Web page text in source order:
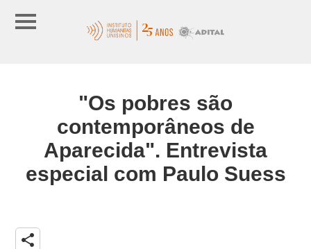
"Os pobres são
contemporâneos de
Aparecida". Entrevista
especial com Paulo Suess
share